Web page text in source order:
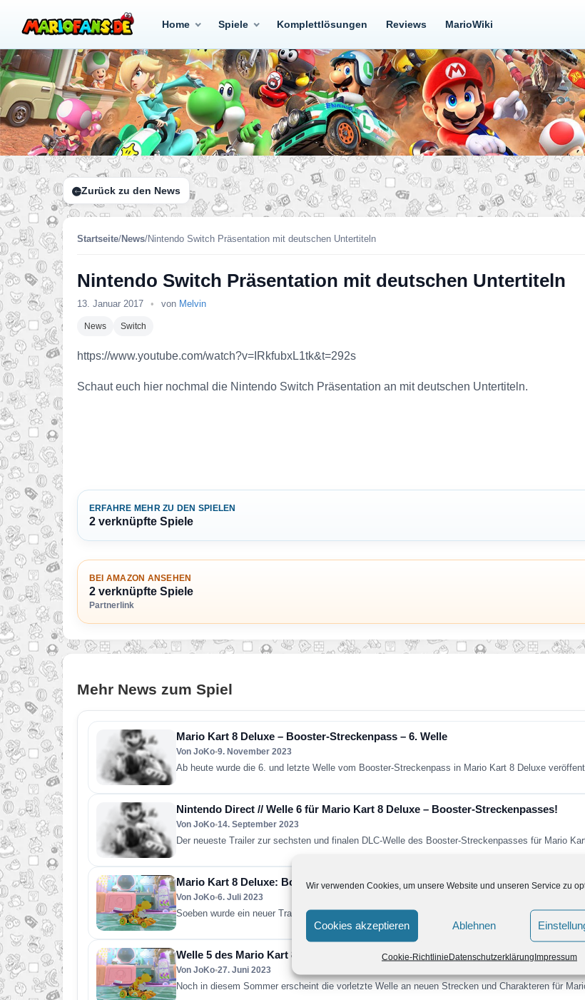
Wir verwenden Cookies, um unsere Website und unseren Service zu
Cookies akzeptieren Ablehnen
Cookie-RichtlinieDatenschutzerklärungImpressum
Home Spiele Komplettlösungen Reviews MarioWiki
Zurück zu den News
Startseite/News/Nintendo Switch Präsentation mit deutschen Untertiteln
Nintendo Switch Präsentation mit deutschen Untertiteln
13. Januar 2017 • von Melvin
News Switch
https://www.youtube.com/watch?v=IRkfubxL1tk&t=292s
Schaut euch hier nochmal die Nintendo Switch Präsentation an mit deutschen Untertiteln.
ERFAHRE MEHR ZU DEN SPIELEN
2 verknüpfte Spiele
BEI AMAZON ANSEHEN
2 verknüpfte Spiele
Partnerlink
Mehr News zum Spiel
Mario Kart 8 Deluxe – Booster-Streckenpass – 6. Welle
Von JoKo•9. November 2023
Ab heute wurde die 6. und letzte Welle vom Booster-Streckenpass in Mario Kart 8 Deluxe
Nintendo Direct // Welle 6 für Mario Kart 8 Deluxe – Booster-Streckenpasses!
Von JoKo•14. September 2023
Der neueste Trailer zur sechsten und finalen DLC-Welle des Booster-Streckenpasses für Mario
Mario Kart 8 Deluxe: Booster Streckenpass – Welle 5 ab 12. Juli 2023
Von JoKo•6. Juli 2023
Soeben wurde ein neuer Trailer zu Mario Kart 8 Deluxe veröffentlicht und zeigt uns alle Strecken
Welle 5 des Mario Kart 8 Deluxe – Booster-Streckenpasses
Von JoKo•27. Juni 2023
Noch in diesem Sommer erscheint die vorletzte Welle an neuen Strecken und Charakteren für